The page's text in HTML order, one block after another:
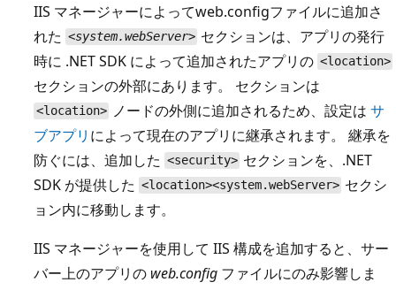
IIS マネージャーによってweb.configファイルに追加さ
れた <system.webServer> セクションは、アプリの発行
時に .NET SDK によって追加されたアプリの <location>
セクションの外部にあります。 セクションは
<location> ノードの外側に追加されるため、設定はサ
ブアプリ によって現在のアプリに継承されます。 継承を
防ぐには、追加した <security> セクションを、.NET
SDK が提供した <location><system.webServer> セクシ
ョン内に移動します。
IIS マネージャーを使用して IIS 構成を追加すると、サー
バー上のアプリの web.config ファイルにのみ影響しま